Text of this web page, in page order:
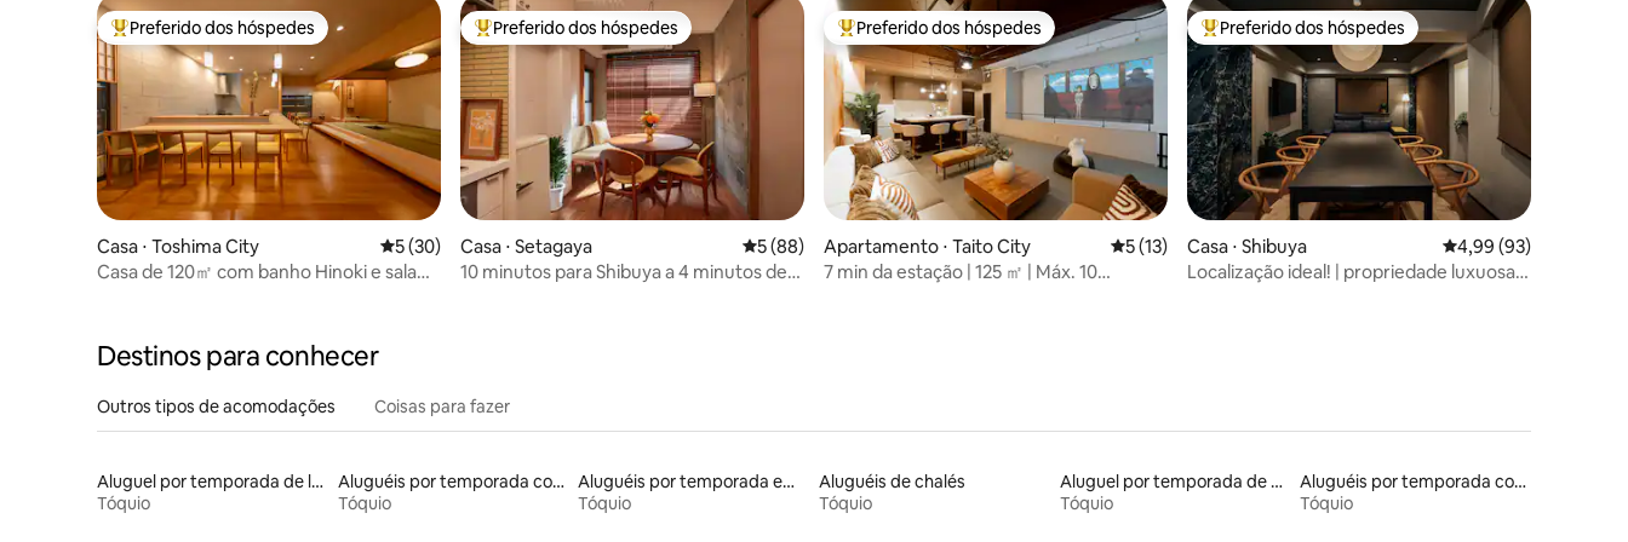
bonito de 55 metros quadrados, tatami
japonês + sala de estar, 2 banheiros
Entre os melhores preferidos dos hóspedes
Preferido dos hóspedes
Casa ⋅ Toshima City 5 de uma avaliação média de 5, 30 avaliações
5 (30)
Casa de 120㎡ com banho Hinoki e sala
Entre os melhores preferidos dos hóspedes
Preferido dos hóspedes
Casa ⋅ Setagaya 5 de uma avaliação média de 5, 88 avaliações
5 (88)
10 minutos para Shibuya a 4 minutos de
Entre os melhores preferidos dos hóspedes
Preferido dos hóspedes
Apartamento ⋅ Taito City 5 de uma avaliação média de 5, 13 avaliações
5 (13)
7 min da estação | 125 ㎡ | Máx. 10
Entre os melhores preferidos dos hóspedes
Preferido dos hóspedes
Casa ⋅ Shibuya 4,99 de uma
4,99 (93)
Localização ideal! | propriedade luxuosa |
Destinos para conhecer
Outros tipos de acomodações Coisas para fazer
Aluguel por temporada de lofts
Tóquio
Aluguéis por temporada com acesso ao lago
Tóquio
Aluguéis por temporada em albergue
Tóquio
Aluguéis de chalés
Tóquio
Aluguel por temporada de microcasas
Tóquio
Aluguéis por temporada com banheiro para PCD
Tóquio